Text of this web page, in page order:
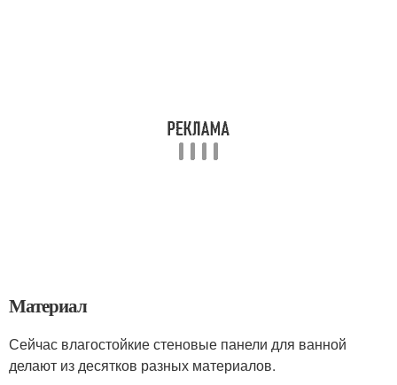
Материал
Сейчас влагостойкие стеновые панели для ванной
делают из десятков разных материалов.